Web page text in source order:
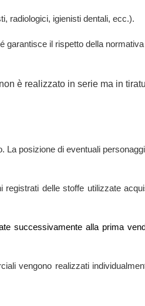
radiologici, igienisti dentali, ecc.).
garantisce il rispetto della normativa
è realizzato in serie ma in
La posizione di eventuali
delle stoffe utilizzate
successivamente alla prima
vengono realizzati